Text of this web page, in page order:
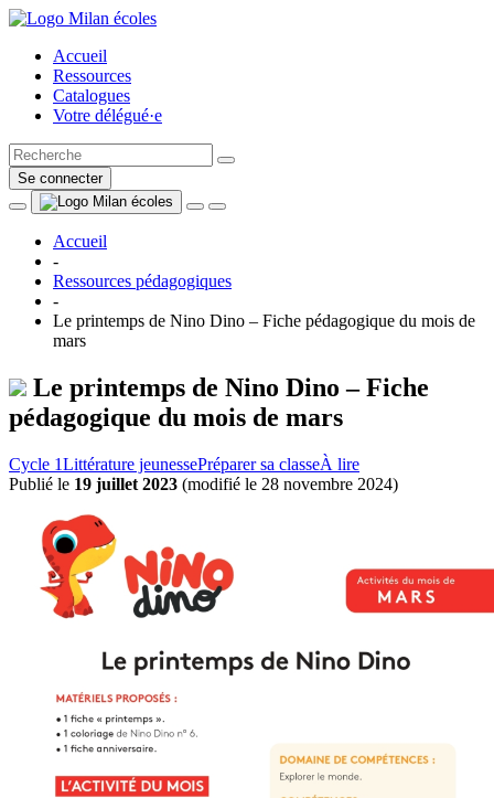
Accueil
Ressources
Catalogues
Votre délégué·e
Se connecter
Accueil
-
Ressources pédagogiques
-
Le printemps de Nino Dino – Fiche pédagogique du mois de
mars
Le printemps de Nino Dino – Fiche
pédagogique du mois de mars
Cycle 1Littérature jeunessePréparer sa classeÀ lire
Publié le 19 juillet 2023 (modifié le 28 novembre 2024)